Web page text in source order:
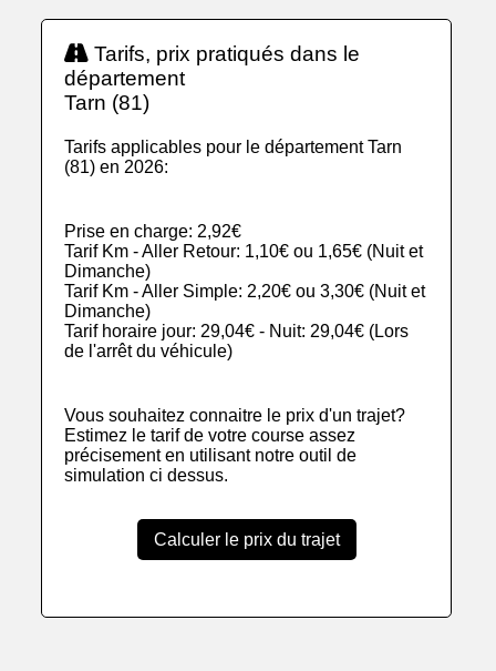
Tarifs, prix pratiqués dans le
département
Tarn (81)
Tarifs applicables pour le département Tarn
(81) en 2026:
Prise en charge: 2,92€
Tarif Km - Aller Retour: 1,10€ ou 1,65€ (Nuit et
Dimanche)
Tarif Km - Aller Simple: 2,20€ ou 3,30€ (Nuit et
Dimanche)
Tarif horaire jour: 29,04€ - Nuit: 29,04€ (Lors
de l'arrêt du véhicule)
Vous souhaitez connaitre le prix d'un trajet?
Estimez le tarif de votre course assez
précisement en utilisant notre outil de
simulation ci dessus.
Calculer le prix du trajet